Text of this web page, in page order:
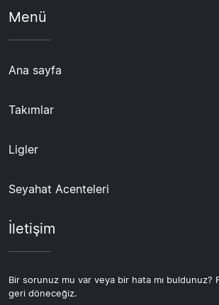
Menü
Ana sayfa
Takımlar
Ligler
Seyahat Acenteleri
İletişim
Bir sorunuz mu var veya bir hata mı buldunuz?
geri döneceğiz.